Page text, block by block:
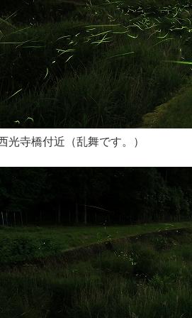
光寺橋付近（乱舞です。）